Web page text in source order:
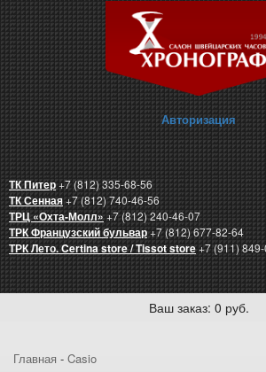
Авторизация
ТК Питер+7 (812) 335-68-56
ТК Сенная+7 (812) 740-46-56
ТРЦ «Охта-Молл»+7 (812) 240-46-07
ТРК Французский бульвар+7 (812) 677-82-64
ТРК Лето. Certina store / Tissot store+7 (911)
Ваш заказ: 0 руб.
Главная - Casio